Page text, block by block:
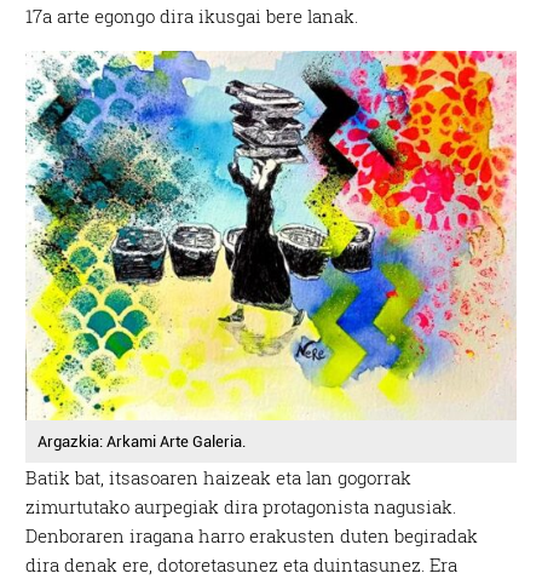
17a arte egongo dira ikusgai bere lanak.
Argazkia: Arkami Arte Galeria.
Batik bat, itsasoaren haizeak eta lan gogorrak
zimurtutako aurpegiak dira protagonista nagusiak.
Denboraren iragana harro erakusten duten begiradak
dira denak ere, dotoretasunez eta duintasunez. Era